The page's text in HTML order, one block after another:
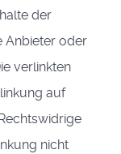
der
Anbieter oder
verlinkten
auf
nicht